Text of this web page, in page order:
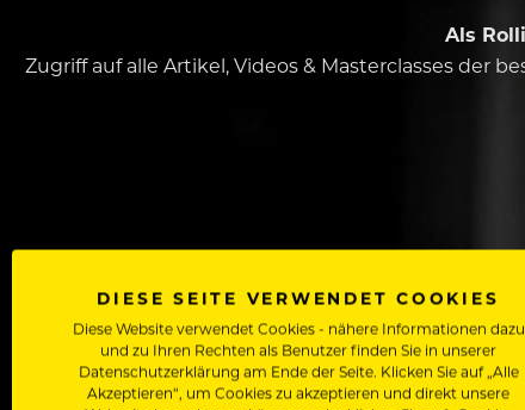
Als
Zugriff auf alle Artikel, Videos & Masterclasses der
Dein VornameDIESE SEITE VERWENDET COOKIES
Diese Website verwendet Cookies - nähere Informationen dazu
und zu Ihren Rechten als Benutzer finden Sie in unserer
Datenschutzerklärung am Ende der Seite. Klicken Sie auf „Alle
Akzeptieren“, um Cookies zu akzeptieren und direkt unsere